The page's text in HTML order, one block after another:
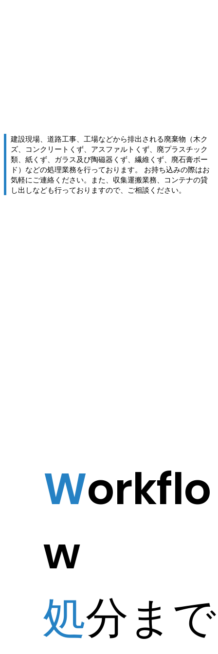
建設現場、道路工事、工場などから排出される廃棄物（木ク
ズ、コンクリートくず、アスファルトくず、廃プラスチック
類、紙くず、ガラス及び陶磁器くず、繊維くず、廃石膏ボー
ド）などの処理業務を行っております。 お持ち込みの際はお
気軽にご連絡ください。また、収集運搬業務、コンテナの貸
し出しなども行っておりますので、ご相談ください。
Workflo
w
処分まで